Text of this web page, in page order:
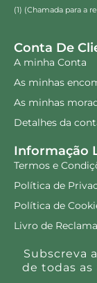
(1) (Chamada para a
Conta De
A minha Conta
As minhas
As minhas
Detalhes da
Informação
Termos e
Política de
Política de
Livro de
Subscreva
de todas as